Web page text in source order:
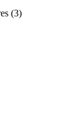
(3)